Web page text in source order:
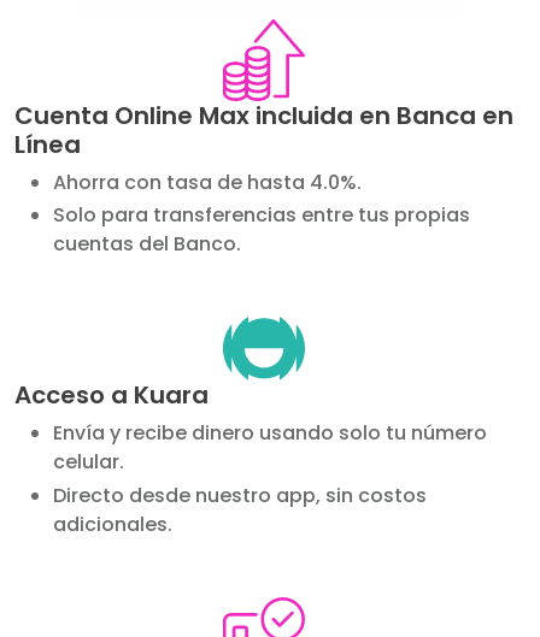
Image
Cuenta Online Max incluida en Banca en
Línea
Ahorra con tasa de hasta 4.0%.
Solo para transferencias entre tus propias
cuentas del Banco.
Image
Acceso a Kuara
Envía y recibe dinero usando solo tu número
celular.
Directo desde nuestro app, sin costos
adicionales.
Image